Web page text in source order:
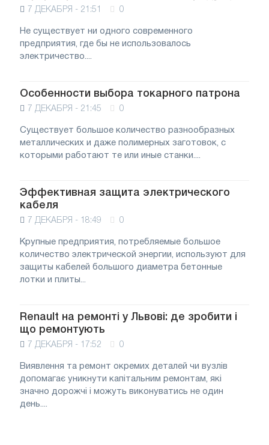
7 ДЕКАБРЯ - 21:51 0
Не существует ни одного современного
предприятия, где бы не использовалось
электричество....
Особенности выбора токарного патрона
7 ДЕКАБРЯ - 21:45 0
Существует большое количество разнообразных
металлических и даже полимерных заготовок, с
которыми работают те или иные станки....
Эффективная защита электрического
кабеля
7 ДЕКАБРЯ - 18:49 0
Крупные предприятия, потребляемые большое
количество электрической энергии, используют для
защиты кабелей большого диаметра бетонные
лотки и плиты...
Renault на ремонті у Львові: де зробити і
що ремонтують
7 ДЕКАБРЯ - 17:52 0
Виявлення та ремонт окремих деталей чи вузлів
допомагає уникнути капітальним ремонтам, які
значно дорожчі і можуть виконуватись не один
день....